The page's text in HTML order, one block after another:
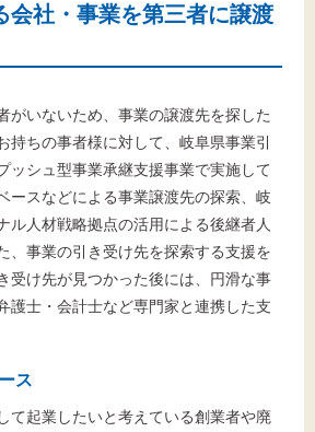
会社・事業を第三者に譲渡
がいないため、事業の譲渡先を探した
持ちの事者様に対して、岐阜県事業引
ッシュ型事業承継支援事業で実施して
ースなどによる事業譲渡先の探索、岐
ル人材戦略拠点の活用による後継者人
、事業の引き受け先を探索する支援を
受け先が見つかった後には、円滑な事
護士・会計士など専門家と連携した支
ス
て起業したいと考えている創業者や廃